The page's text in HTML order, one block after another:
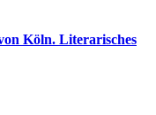
Köln. Literarisches